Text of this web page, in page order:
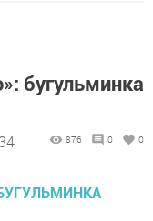
бугульминка
876 0 0